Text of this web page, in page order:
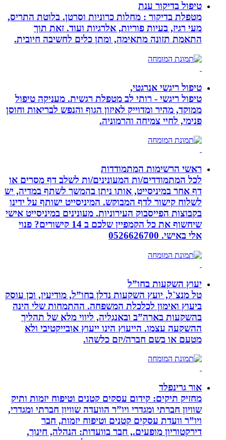
טיפול בדיקור ענת
מטפלת בדיקור : מחלות כרוניות וסרטן. בלוטת התריס,
מעי רגיז, בעיות פוריות, אלרגיות ועוד. זאת תוך
התאמת תזונה מתאימה, ומתן כלים לחשיבה חיובית.
טיפול ריגשי אנרגטי,
טיפול ריגשי - רותי לב מטפלת רגשית. מעניקה טיפול
ממוקד, מהיר ומדוייק לאיזון הגוף והנפש לבריאות וחוסן
פנימי, לחיי צמיחה והרמוניה.
ראשי הרשימות המתמודדות
לכל המתמודדים/ות המעונינים/ות לשלב דף מסרים או
דף אחר במיניסייט, אותו ניתן בהמשך לשתף במדיה, יש
לשלוח קישור לדף המבוקש. המיניסייט ישותף על ידינו
בקבוצות הפייסבוק העירוניות. מעונינים במיניסייט אישי
שיחשוף את כל הקמפיין שלכם ב 14 קישורים? פנוי
אלי באישי. 0526626700
יעוץ השקעות בחו”ל
טל מנצ`ל, יועץ השקעות נדלן בחו”ל, מודיעין, וכן עוסק
ביעוץ ואימון לכלכלת המשפחה. ההתמחות שלי הינה
בהשקעות בארה”ב ובאנגליה, ליווי מלא של תהליך
ההשקעה עצמו. הייעוץ הינו ייעוץ אובייקטיבי ולא
מטעם או בשם חברה/יזם כלשהו.
אור גרינפלד
מחזיק תיקים: קידום עסקים קטנים וטיפוח יזמות ותיק
שוויון חברתי ומגדרי ויו”ר הוועדה שוויון חברתי ומגדרי,
ויו”ר וועדת עסקים קטנים וטיפוח יזמות, חבר
דירקטוריון מופעים., חבר בוועדות: הנהלה, חינוך,